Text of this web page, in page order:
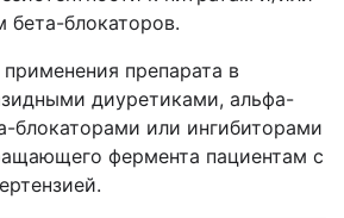
бета-блокаторов.
препарата в
диуретиками, альфа-
блокаторами или ингибиторами
фермента пациентам с